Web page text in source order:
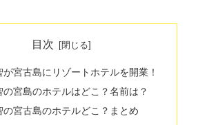
目次
が宮古島にリゾートホテルを開業！
の宮島のホテルはどこ？名前は？
の宮古島のホテルどこ？まとめ